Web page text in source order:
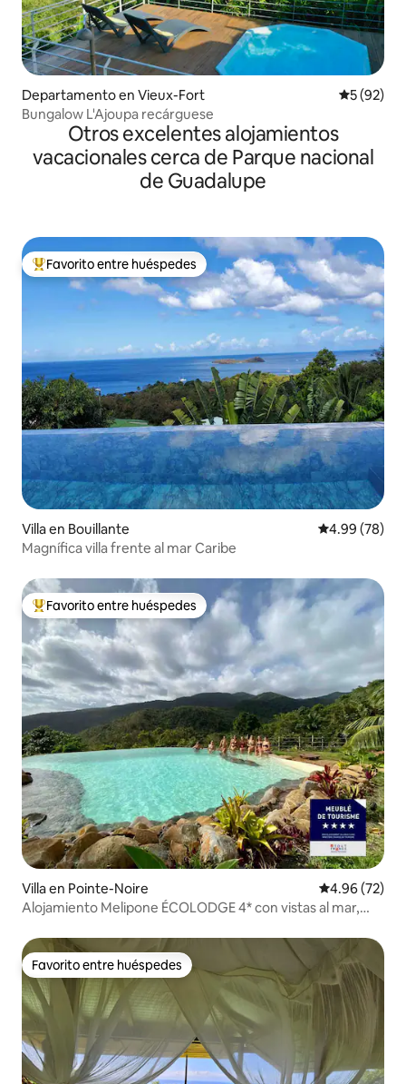
Departamento en Vieux-Fort
5 (92)
Bungalow L'Ajoupa recárguese
Otros excelentes alojamientos
vacacionales cerca de Parque nacional
de Guadalupe
De los mejores en Favorito entre huéspedes
Favorito entre huéspedes
Villa en Bouillante Calificación
4.99 (78)
Magnífica villa frente al mar Caribe
De los mejores en Favorito entre huéspedes
Favorito entre huéspedes
Villa en Pointe-Noire Calificación
4.96 (72)
Alojamiento Melipone ÉCOLODGE 4* con vistas al mar,
Favorito entre huéspedes
Favorito entre huéspedes